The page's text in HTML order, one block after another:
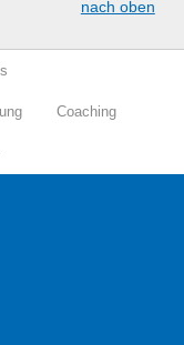
nach oben
Coaching